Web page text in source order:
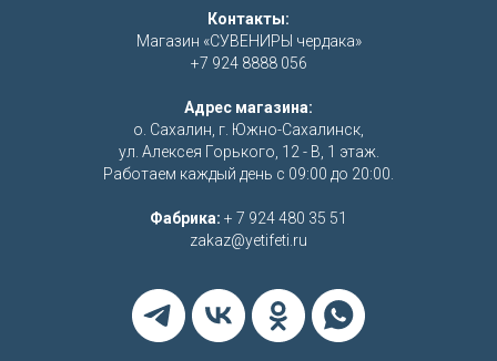
Контакты:
Магазин «СУВЕНИРЫ чердака»
+7 924 8888 056
Адрес магазина:
о. Сахалин, г. Южно-Сахалинск,
ул. Алексея Горького, 12 - В, 1 этаж.
Работаем каждый день с 09:00 до 20:00.
Фабрика: + 7 924 480 35 51
zakaz@yetifeti.ru